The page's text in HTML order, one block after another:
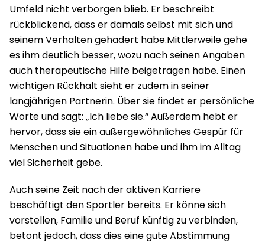
Umfeld nicht verborgen blieb. Er beschreibt
rückblickend, dass er damals selbst mit sich und
seinem Verhalten gehadert habe.Mittlerweile gehe
es ihm deutlich besser, wozu nach seinen Angaben
auch therapeutische Hilfe beigetragen habe. Einen
wichtigen Rückhalt sieht er zudem in seiner
langjährigen Partnerin. Über sie findet er persönliche
Worte und sagt: „Ich liebe sie.“ Außerdem hebt er
hervor, dass sie ein außergewöhnliches Gespür für
Menschen und Situationen habe und ihm im Alltag
viel Sicherheit gebe.
Auch seine Zeit nach der aktiven Karriere
beschäftigt den Sportler bereits. Er könne sich
vorstellen, Familie und Beruf künftig zu verbinden,
betont jedoch, dass dies eine gute Abstimmung